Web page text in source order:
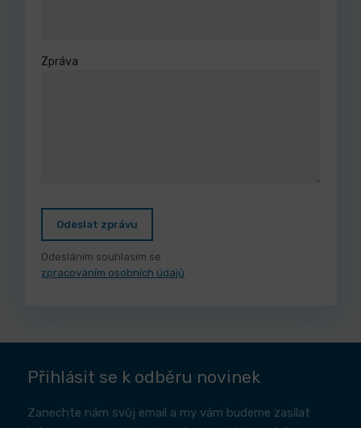
Zpráva
Odeslat zprávu
Odesláním souhlasím se
zpracováním osobních údajů
Přihlásit se k odběru novinek
Zanechte nám svůj email a my vám budeme zasílat